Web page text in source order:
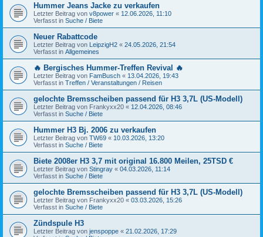
Hummer Jeans Jacke zu verkaufen
Letzter Beitrag von v8power « 12.06.2026, 11:10
Verfasst in Suche / Biete
Neuer Rabattcode
Letzter Beitrag von LeipzigH2 « 24.05.2026, 21:54
Verfasst in Allgemeines
🔥 Bergisches Hummer-Treffen Revival 🔥
Letzter Beitrag von FamBusch « 13.04.2026, 19:43
Verfasst in Treffen / Veranstaltungen / Reisen
gelochte Bremsscheiben passend für H3 3,7L (US-Modell)
Letzter Beitrag von Frankyxx20 « 12.04.2026, 08:46
Verfasst in Suche / Biete
Hummer H3 Bj. 2006 zu verkaufen
Letzter Beitrag von TW69 « 10.03.2026, 13:20
Verfasst in Suche / Biete
Biete 2008er H3 3,7 mit original 16.800 Meilen, 25TSD €
Letzter Beitrag von Stingray « 04.03.2026, 11:14
Verfasst in Suche / Biete
gelochte Bremsscheiben passend für H3 3,7L (US-Modell)
Letzter Beitrag von Frankyxx20 « 03.03.2026, 15:26
Verfasst in Suche / Biete
Zündspule H3
Letzter Beitrag von jenspoppe « 21.02.2026, 17:29